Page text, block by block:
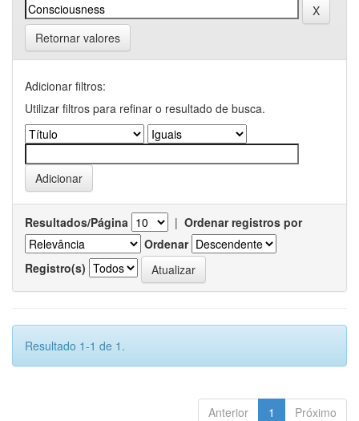
Retornar valores
Adicionar filtros:
Utilizar filtros para refinar o resultado de busca.
Resultados/Página | Ordenar registros por
Ordenar
Registro(s)
Resultado 1-1 de 1.
Anterior 1 Próximo